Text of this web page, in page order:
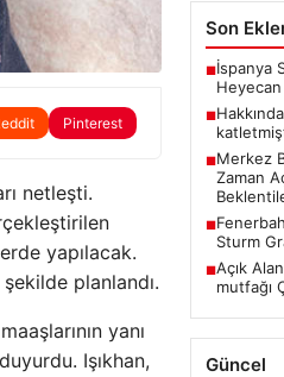
Pinterest
netleşti.
yapılacak.
planlandı.
yanı
Işıkhan,
Son
■İspanya
Heyecan
■
■Merkez
Zaman
■
Sturm
■Açık
mutfağı
Güncel